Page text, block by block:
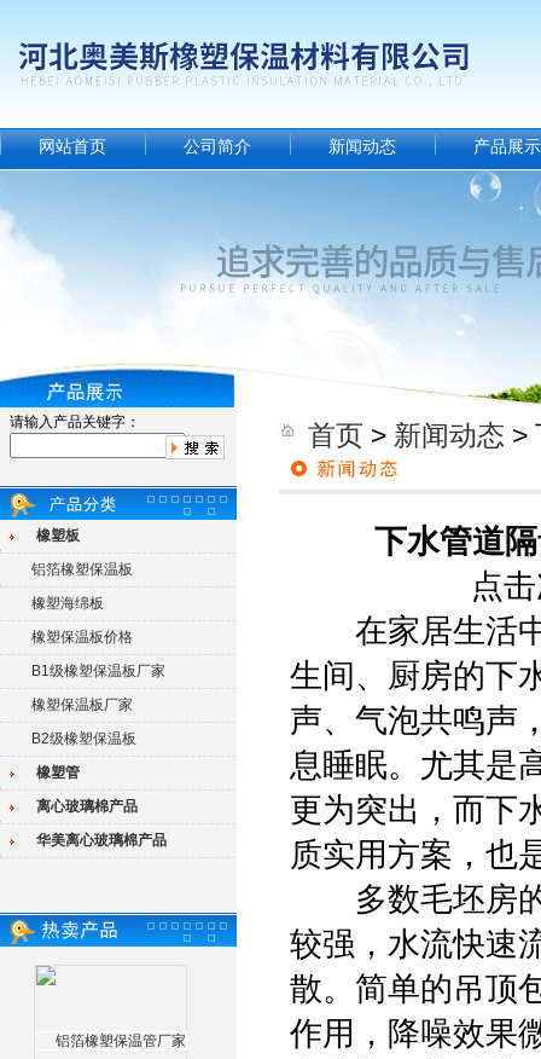
网站首页 公司简介 新闻动态 产品展示
请输入产品关键字：
橡塑板
铝箔橡塑保温板
橡塑海绵板
橡塑保温板价格
B1级橡塑保温板厂家
橡塑保温板厂家
B2级橡塑保温板
橡塑管
离心玻璃棉产品
华美离心玻璃棉产品
首页 > 新闻动态 >
下水管道
点
在家居生活中
生间、厨房的下
声、气泡共鸣声
息睡眠。尤其是
更为突出，而下
质实用方案，也
多数毛坯房的
较强，水流快速
散。简单的吊顶
作用，降噪效果